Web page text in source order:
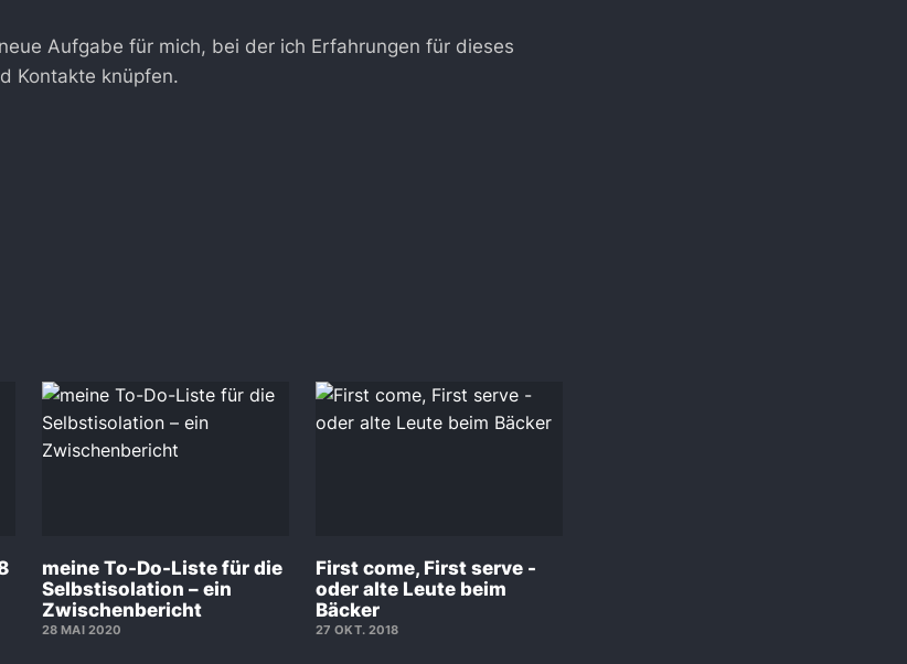
Aufgabe für mich, bei der ich Erfahrungen für dieses
Kontakte knüpfen.
meine To-Do-Liste für die
Selbstisolation – ein
Zwischenbericht
28 MAI 2020
First come, First serve -
oder alte Leute beim
Bäcker
27 OKT. 2018